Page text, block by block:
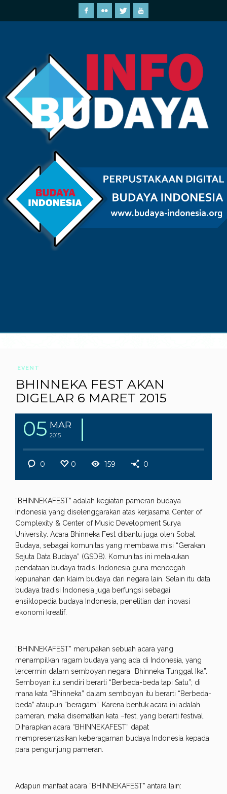
EVENT
BHINNEKA FEST AKAN
DIGELAR 6 MARET 2015
05 MAR
2015
0 0 159 0
“BHINNEKAFEST” adalah kegiatan pameran budaya
Indonesia yang diselenggarakan atas kerjasama Center of
Complexity & Center of Music Development Surya
University. Acara Bhinneka Fest dibantu juga oleh Sobat
Budaya, sebagai komunitas yang membawa misi “Gerakan
Sejuta Data Budaya” (GSDB). Komunitas ini melakukan
pendataan budaya tradisi Indonesia guna mencegah
kepunahan dan klaim budaya dari negara lain. Selain itu data
budaya tradisi Indonesia juga berfungsi sebagai
ensiklopedia budaya Indonesia, penelitian dan inovasi
ekonomi kreatif.
“BHINNEKAFEST” merupakan sebuah acara yang
menampilkan ragam budaya yang ada di Indonesia, yang
tercermin dalam semboyan negara “Bhinneka Tunggal Ika”.
Semboyan itu sendiri berarti “Berbeda-beda tapi Satu”; di
mana kata “Bhinneka” dalam semboyan itu berarti “Berbeda-
beda” ataupun “beragam”. Karena bentuk acara ini adalah
pameran, maka disematkan kata –fest, yang berarti festival.
Diharapkan acara “BHINNEKAFEST” dapat
mempresentasikan keberagaman budaya Indonesia kepada
para pengunjung pameran.
Adapun manfaat acara “BHINNEKAFEST” antara lain: